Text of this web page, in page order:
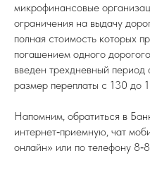
микрофинансовые
ограничения на выдачу
полная стоимость которых
погашением одного
введен трехдневный
размер переплаты с 130 до
Напомним, обратиться в
интернет‑приемную, чат
онлайн» или по телефону